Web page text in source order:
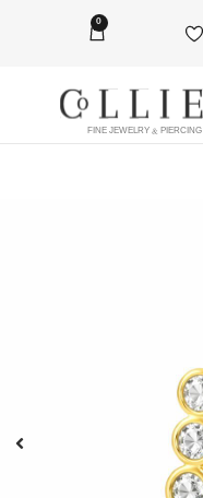
0
FINE JEWELRY & PIERCING